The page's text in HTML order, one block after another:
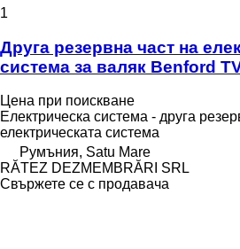
1
Друга резервна част на
система за валяк Benford
Цена при поискване
Електрическа система - друга
електрическата система
Румъния, Satu Mare
RĂTEZ DEZMEMBRĂRI SRL
Свържете се с продавача